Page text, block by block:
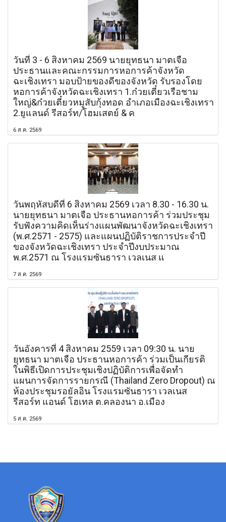
วันที่ 3 - 6 สิงหาคม 2569 นายยุทธนา มาตเจือ
ประธานและคณะกรรมการหอการค้าจังหวัด
ฉะเชิงเทรา มอบป้ายของดีของจังหวัด รับรองโดย
หอการค้าจังหวัดฉะเชิงเทรา 1.ก๋วยเตี๋ยวเรือชาม
ใหญ่&ก๋วยเตี๋ยวหมูสับกุ้งทอด อำเภอเมืองฉะเชิงเทรา
2.ยูแลนด์ รีสอร์ท/โฮมเสตย์ & ค
6 ส.ค. 2569
วันพฤหัสบดีที่ 6 สิงหาคม 2569 เวลา 8.30 - 16.30 น.
นายยุทธนา มาตเจือ ประธานหอการค้า ร่วมประชุม
รับฟังความคิดเห็นร่างแผนพัฒนาจังหวัดฉะเชิงเทรา
(พ.ศ.2571 - 2575) และแผนปฏิบัติราชการประจำปี
ของจังหวัดฉะเชิงเทรา ประจำปีงบประมาณ
พ.ศ.2571 ณ โรงแรมซันธารา เวลเนส แ
7 ส.ค. 2569
วันอังคารที่ 4 สิงหาคม 2559 เวลา 09:30 น. นาย
ยุทธนา มาตเจือ ประธานหอการค้า ร่วมเป็นเกียรติ
ในพิธีเปิดการประชุมเชิงปฏิบัติการเพื่อจัดทำ
แผนการจัดการรายกรณี (Thailand Zero Dropout) ณ
ห้องประชุมรอยัลอิน โรงแรมซันธารา เวลเนส
รีสอร์ท แอนด์ โฮเทล ต.คลองนา อ.เมือง
5 ส.ค. 2569